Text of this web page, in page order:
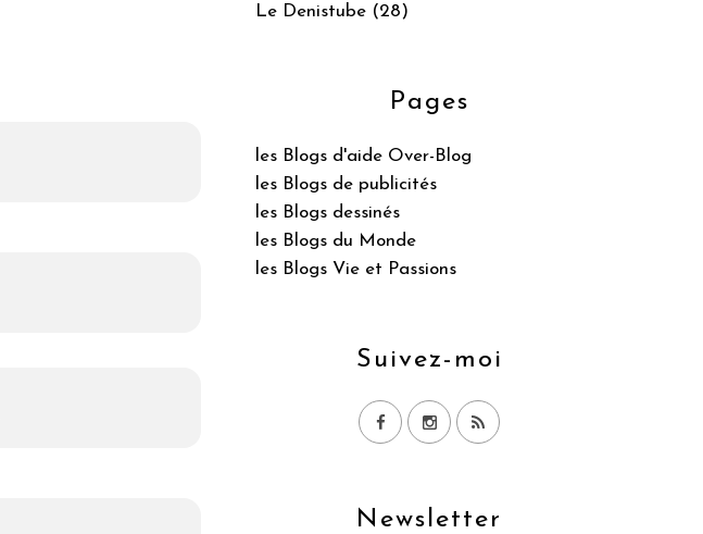
Newsletter
Le Denistube (28)
Pages
les Blogs d'aide Over-Blog
les Blogs de publicités
les Blogs dessinés
les Blogs du Monde
les Blogs Vie et Passions
Suivez-moi